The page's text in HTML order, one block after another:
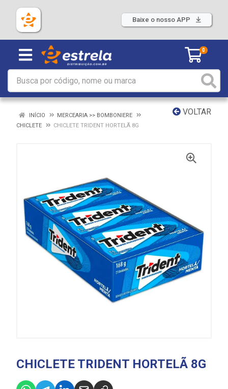
Baixe o nosso APP
0
VOLTAR
INÍCIO
MERCEARIA >> BOMBONIERE
CHICLETE
CHICLETE TRIDENT HORTELÃ 8G
CHICLETE TRIDENT HORTELÃ 8G